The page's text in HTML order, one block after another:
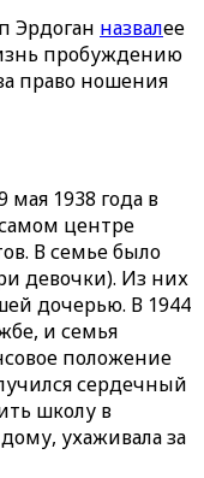
Эрдоган назвалее
пробуждению
право ношения
1938 года в
центре
В семье было
девочки). Из них
дочерью. В 1944
и семья
положение
сердечный
школу в
ухаживала за